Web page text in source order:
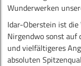
Wunderwerken
Idar-Oberstein ist
Nirgendwo sonst
und vielfältigeres
absoluten